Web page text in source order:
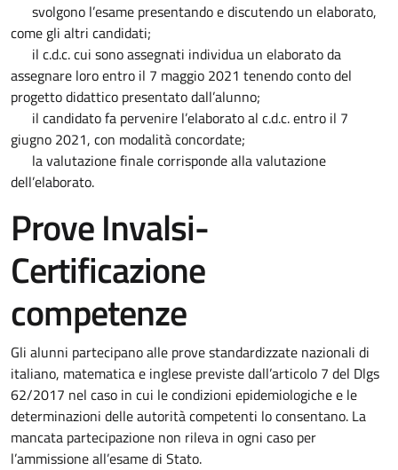
svolgono l’esame presentando e discutendo un elaborato,
come gli altri candidati;
il c.d.c. cui sono assegnati individua un elaborato da
assegnare loro entro il 7 maggio 2021 tenendo conto del
progetto didattico presentato dall’alunno;
il candidato fa pervenire l’elaborato al c.d.c. entro il 7
giugno 2021, con modalità concordate;
la valutazione finale corrisponde alla valutazione
dell’elaborato.
Prove Invalsi-
Certificazione
competenze
Gli alunni partecipano alle prove standardizzate nazionali di
italiano, matematica e inglese previste dall’articolo 7 del Dlgs
62/2017 nel caso in cui le condizioni epidemiologiche e le
determinazioni delle autorità competenti lo consentano. La
mancata partecipazione non rileva in ogni caso per
l’ammissione all’esame di Stato.